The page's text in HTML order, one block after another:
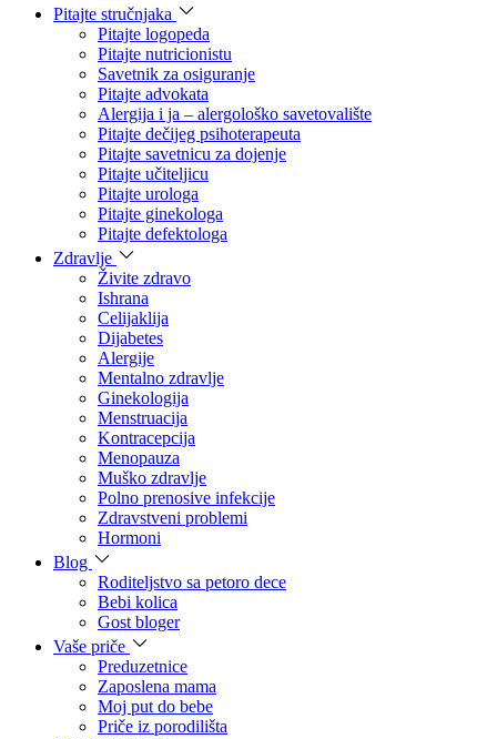
Pitajte stručnjaka
Pitajte logopeda
Pitajte nutricionistu
Savetnik za osiguranje
Pitajte advokata
Alergija i ja – alergološko savetovalište
Pitajte dečijeg psihoterapeuta
Pitajte savetnicu za dojenje
Pitajte učiteljicu
Pitajte urologa
Pitajte ginekologa
Pitajte defektologa
Zdravlje
Živite zdravo
Ishrana
Celijaklija
Dijabetes
Alergije
Mentalno zdravlje
Ginekologija
Menstruacija
Kontracepcija
Menopauza
Muško zdravlje
Polno prenosive infekcije
Zdravstveni problemi
Hormoni
Blog
Roditeljstvo sa petoro dece
Bebi kolica
Gost bloger
Vaše priče
Preduzetnice
Zaposlena mama
Moj put do bebe
Priče iz porodilišta